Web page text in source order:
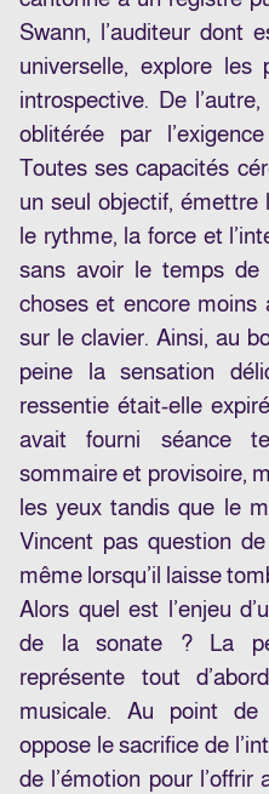
Swann, l’auditeur dont
universelle, explore les
introspective. De
oblitérée par
Toutes ses capacités
un seul objectif, émettre
le rythme, la force et
sans avoir le temps
choses et encore moins
sur le clavier. Ainsi, au
peine la sensation
ressentie était-elle
avait fourni séance
sommaire et provisoire,
les yeux tandis que le
Vincent pas question
même lorsqu’il laisse
Alors quel est l’enjeu
de la sonate ? La
représente tout
musicale. Au point de
oppose le sacrifice de
de l’émotion pour l’offrir